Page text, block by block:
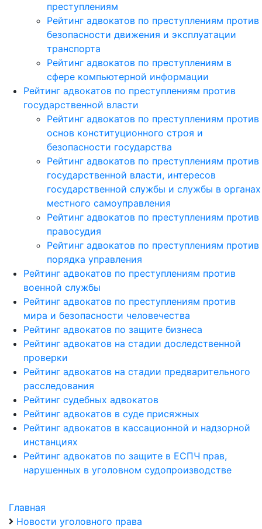
преступлениям
Рейтинг адвокатов по преступлениям против
безопасности движения и эксплуатации
транспорта
Рейтинг адвокатов по преступлениям в
сфере компьютерной информации
Рейтинг адвокатов по преступлениям против
государственной власти
Рейтинг адвокатов по преступлениям против
основ конституционного строя и
безопасности государства
Рейтинг адвокатов по преступлениям против
государственной власти, интересов
государственной службы и службы в органах
местного самоуправления
Рейтинг адвокатов по преступлениям против
правосудия
Рейтинг адвокатов по преступлениям против
порядка управления
Рейтинг адвокатов по преступлениям против
военной службы
Рейтинг адвокатов по преступлениям против
мира и безопасности человечества
Рейтинг адвокатов по защите бизнеса
Рейтинг адвокатов на стадии доследственной
проверки
Рейтинг адвокатов на стадии предварительного
расследования
Рейтинг судебных адвокатов
Рейтинг адвокатов в суде присяжных
Рейтинг адвокатов в кассационной и надзорной
инстанциях
Рейтинг адвокатов по защите в ЕСПЧ прав,
нарушенных в уголовном судопроизводстве
Главная
Новости уголовного права